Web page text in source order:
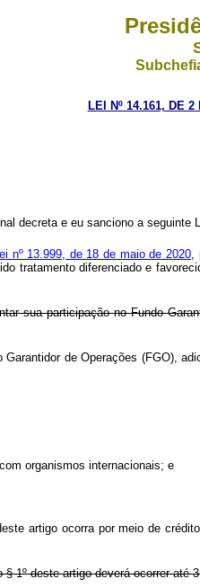
LEI Nº 14.161, DE 2
decreta e eu sanciono a seguinte
nº 13.999, de 18 de maio de 2020,
tratamento diferenciado e
sua participação no Fundo
Garantidor de Operações
organismos internacionais; e
artigo ocorra por meio de
1º deste artigo deverá ocorrer até